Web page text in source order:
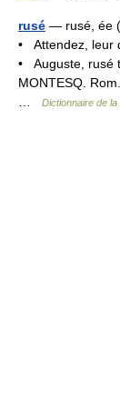
rusé — rusé, ée
• Attendez, leur
• Auguste, rusé
MONTESQ.
Dictionnaire de